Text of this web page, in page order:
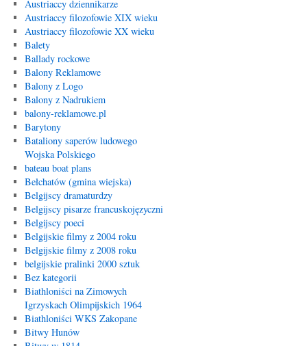
Austriaccy dziennikarze
Austriaccy filozofowie XIX wieku
Austriaccy filozofowie XX wieku
Balety
Ballady rockowe
Balony Reklamowe
Balony z Logo
Balony z Nadrukiem
balony-reklamowe.pl
Barytony
Bataliony saperów ludowego
Wojska Polskiego
bateau boat plans
Bełchatów (gmina wiejska)
Belgijscy dramaturdzy
Belgijscy pisarze francuskojęzyczni
Belgijscy poeci
Belgijskie filmy z 2004 roku
Belgijskie filmy z 2008 roku
belgijskie pralinki 2000 sztuk
Bez kategorii
Biathloniści na Zimowych
Igrzyskach Olimpijskich 1964
Biathloniści WKS Zakopane
Bitwy Hunów